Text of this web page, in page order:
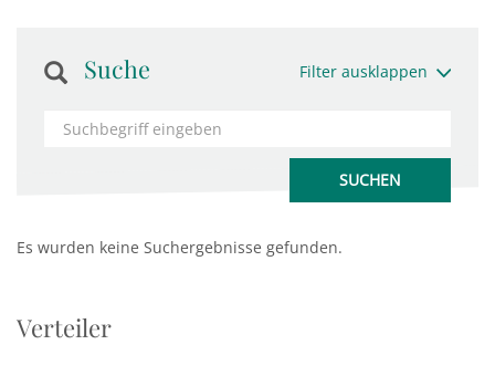
Suche Filter ausklappen
Es wurden keine Suchergebnisse gefunden.
Verteiler